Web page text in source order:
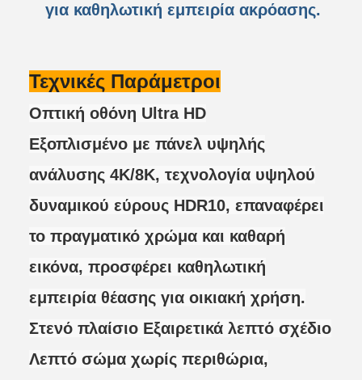
για καθηλωτική εμπειρία ακρόασης.
Τεχνικές Παράμετροι
Οπτική οθόνη Ultra HD
Εξοπλισμένο με πάνελ υψηλής
ανάλυσης 4K/8K, τεχνολογία υψηλού
δυναμικού εύρους HDR10, επαναφέρει
το πραγματικό χρώμα και καθαρή
εικόνα, προσφέρει καθηλωτική
εμπειρία θέασης για οικιακή χρήση.
Στενό πλαίσιο Εξαιρετικά λεπτό σχέδιο
Λεπτό σώμα χωρίς περιθώρια,